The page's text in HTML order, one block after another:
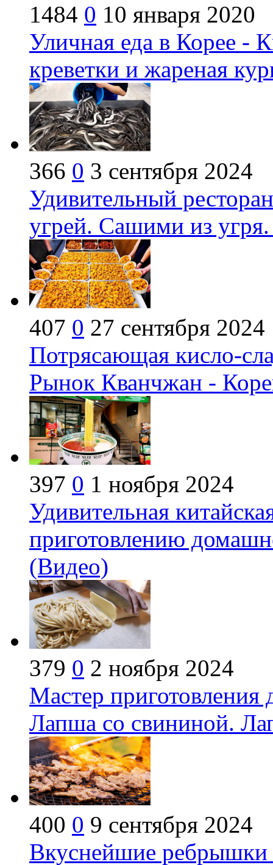
1484 0 10 января 2020
Уличная еда в Корее -
креветки и жареная
366 0 3 сентября 2024
Удивительный
угрей. Сашими из
407 0 27 сентября 2024
Потрясающая кисло-
Рынок Кванчжан -
397 0 1 ноября 2024
Удивительная
приготовлению
(Видео)
379 0 2 ноября 2024
Мастер
Лапша со свининой.
400 0 9 сентября 2024
Вкуснейшие ребрышки